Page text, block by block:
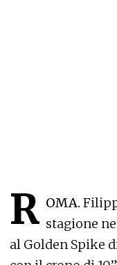
R OMA.
stagione
al Golden Spike